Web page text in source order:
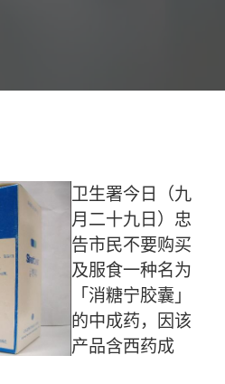
卫生署今日（九
月二十九日）忠
告市民不要购买
及服食一种名为
「消糖宁胶囊」
的中成药，因该
产品含西药成